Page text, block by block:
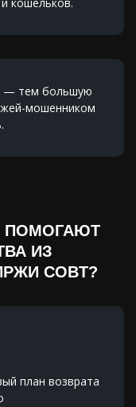
— тем большую
мошенником
ПОМОГАЮТ
ИЗ
COBT?
план возврата